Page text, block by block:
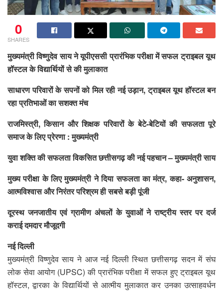
0
SHARES
मुख्यमंत्री विष्णुदेव साय ने यूपीएससी प्रारंभिक परीक्षा में सफल ट्राइबल यूथ
हॉस्टल के विद्यार्थियों से की मुलाकात
साधारण परिवारों के सपनों को मिल रही नई उड़ान, ट्राइबल यूथ हॉस्टल बन
रहा प्रतिभाओं का सशक्त मंच
राजमिस्त्री, किसान और शिक्षक परिवारों के बेटे-बेटियों की सफलता पूरे
समाज के लिए प्रेरणा : मुख्यमंत्री
युवा शक्ति की सफलता विकसित छत्तीसगढ़ की नई पहचान – मुख्यमंत्री साय
मुख्य परीक्षा के लिए मुख्यमंत्री ने दिया सफलता का मंत्र, कहा- अनुशासन,
आत्मविश्वास और निरंतर परिश्रम ही सबसे बड़ी पूंजी
दूरस्थ जनजातीय एवं ग्रामीण अंचलों के युवाओं ने राष्ट्रीय स्तर पर दर्ज
कराई दमदार मौजूदगी
नई दिल्ली
मुख्यमंत्री विष्णुदेव साय ने आज नई दिल्ली स्थित छत्तीसगढ़ सदन में संघ
लोक सेवा आयोग (UPSC) की प्रारंभिक परीक्षा में सफल हुए ट्राइबल यूथ
हॉस्टल, द्वारका के विद्यार्थियों से आत्मीय मुलाकात कर उनका उत्साहवर्धन